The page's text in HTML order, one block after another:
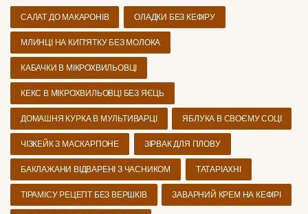
САЛАТ ДО МАКАРОНІВ ОЛАДКИ БЕЗ КЕФІРУ
МЛИНЦІ НА КИП'ЯТКУ БЕЗ МОЛОКА
КАБАЧКИ В МІКРОХВИЛЬОВЦІ
КЕКС В МІКРОХВИЛЬОВЦІ БЕЗ ЯЄЦЬ
ДОМАШНЯ КУРКА В МУЛЬТИВАРЦІ ЯБЛУКА В СВОЄМУ СОЦІ
ЧІЗКЕЙК З МАСКАРПОНЕ ЗІРВАК ДЛЯ ПЛОВУ
БАКЛАЖАНИ ВІДВАРЕНІ З ЧАСНИКОМ ТАТАРІАХНІ
ТІРАМІСУ РЕЦЕПТ БЕЗ ВЕРШКІВ ЗАВАРНИЙ КРЕМ НА КЕФІРІ